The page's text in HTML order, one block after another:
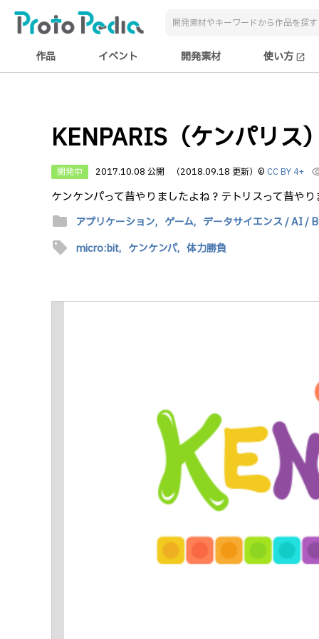
作品 イベント 開発素材 使い方 open_in_new
KENPARIS（ケンパリス
開発中 2017.10.08 公開 （2018.09.18 更新） © CC BY 4+
ケンケンパって昔やりましたよね？テトリスって昔や
folder アプリケーション, ゲーム, データサイエンス / AI /
sell micro:bit, ケンケンパ, 体力勝負